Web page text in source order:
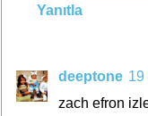
Yanıtla
deeptone 19
zach efron